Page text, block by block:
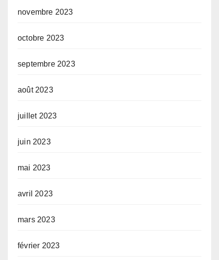
novembre 2023
octobre 2023
septembre 2023
août 2023
juillet 2023
juin 2023
mai 2023
avril 2023
mars 2023
février 2023